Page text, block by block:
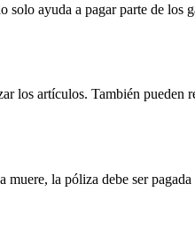
ayuda a pagar parte de los
los artículos. También pueden
la póliza debe ser